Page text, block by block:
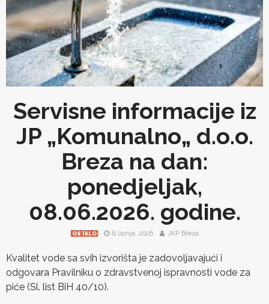
Servisne informacije iz
JP „Komunalno„ d.o.o.
Breza na dan:
ponedjeljak,
08.06.2026. godine.
OSTALO 8 lipnja, 2026 JKP Breza
Kvalitet vode sa svih izvorišta je zadovoljavajući i
odgovara Pravilniku o zdravstvenoj ispravnosti vode za
piće (Sl. list BiH 40/10).